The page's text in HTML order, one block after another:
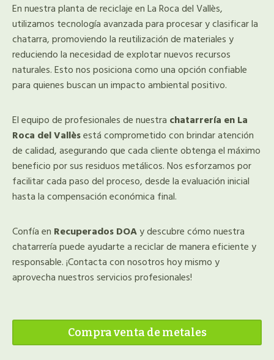
En nuestra planta de reciclaje en La Roca del Vallès,
utilizamos tecnología avanzada para procesar y clasificar la
chatarra, promoviendo la reutilización de materiales y
reduciendo la necesidad de explotar nuevos recursos
naturales. Esto nos posiciona como una opción confiable
para quienes buscan un impacto ambiental positivo.
El equipo de profesionales de nuestra chatarrería en La
Roca del Vallèsestá comprometido con brindar atención
de calidad, asegurando que cada cliente obtenga el máximo
beneficio por sus residuos metálicos. Nos esforzamos por
facilitar cada paso del proceso, desde la evaluación inicial
hasta la compensación económica final.
Confía en Recuperados DOAy descubre cómo nuestra
chatarrería puede ayudarte a reciclar de manera eficiente y
responsable. ¡Contacta con nosotros hoy mismo y
aprovecha nuestros servicios profesionales!
Compra venta de metales